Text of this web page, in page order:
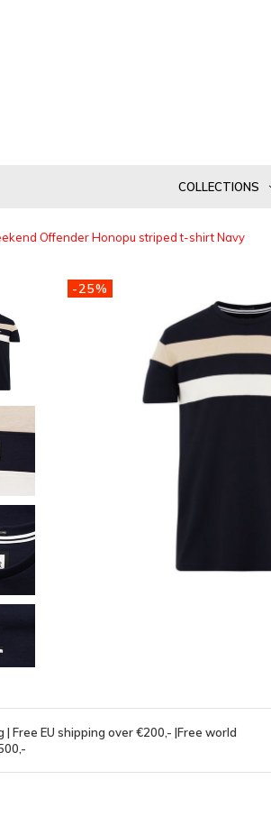
COLLECTIONS
Offender Honopu striped t-shirt Navy
-25%
| Free EU shipping over €200,- |Free world